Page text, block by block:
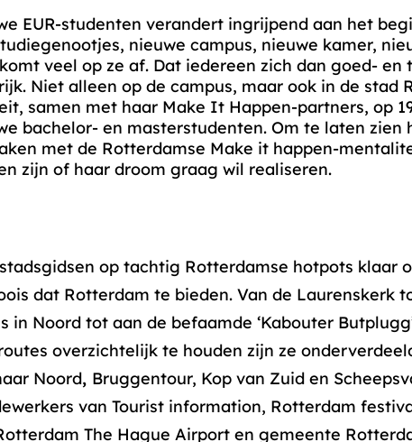
EUR-studenten verandert ingrijpend aan het
nieuwe campus, nieuwe kamer,
veel op ze af. Dat iedereen zich dan goed- en
Niet alleen op de campus, maar ook in de stad
samen met haar Make It Happen-partners, op
bachelor- en masterstudenten. Om te laten zien
met de Rotterdamse Make it happen-
zijn of haar droom graag wil realiseren.
op tachtig Rotterdamse hotpots klaar
dat Rotterdam te bieden. Van de Laurenskerk
in Noord tot aan de befaamde ‘Kabouter
overzichtelijk te houden zijn ze
Noord, Bruggentour, Kop van Zuid en
van Tourist information, Rotterdam
The Hague Airport en gemeente